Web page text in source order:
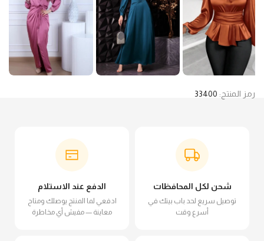
رمز المنتج: 33400
شحن لكل المحافظات
توصيل سريع لحد باب بيتك في
أسرع وقت
الدفع عند الاستلام
ادفعي لما المنتج يوصلك ومتاح
معاينة — مفيش أي مخاطرة